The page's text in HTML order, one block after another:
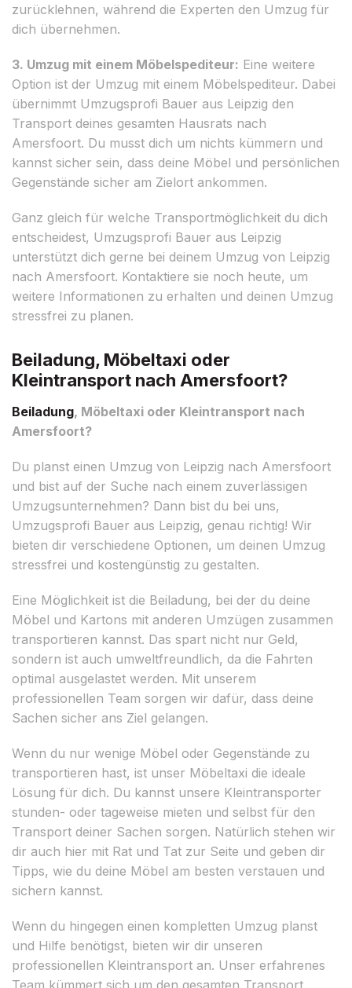
zurücklehnen, während die Experten den Umzug für
dich übernehmen.
3. Umzug mit einem Möbelspediteur: Eine weitere
Option ist der Umzug mit einem Möbelspediteur. Dabei
übernimmt Umzugsprofi Bauer aus Leipzig den
Transport deines gesamten Hausrats nach
Amersfoort. Du musst dich um nichts kümmern und
kannst sicher sein, dass deine Möbel und persönlichen
Gegenstände sicher am Zielort ankommen.
Ganz gleich für welche Transportmöglichkeit du dich
entscheidest, Umzugsprofi Bauer aus Leipzig
unterstützt dich gerne bei deinem Umzug von Leipzig
nach Amersfoort. Kontaktiere sie noch heute, um
weitere Informationen zu erhalten und deinen Umzug
stressfrei zu planen.
Beiladung, Möbeltaxi oder
Kleintransport nach Amersfoort?
Beiladung, Möbeltaxi oder Kleintransport nach
Amersfoort?
Du planst einen Umzug von Leipzig nach Amersfoort
und bist auf der Suche nach einem zuverlässigen
Umzugsunternehmen? Dann bist du bei uns,
Umzugsprofi Bauer aus Leipzig, genau richtig! Wir
bieten dir verschiedene Optionen, um deinen Umzug
stressfrei und kostengünstig zu gestalten.
Eine Möglichkeit ist die Beiladung, bei der du deine
Möbel und Kartons mit anderen Umzügen zusammen
transportieren kannst. Das spart nicht nur Geld,
sondern ist auch umweltfreundlich, da die Fahrten
optimal ausgelastet werden. Mit unserem
professionellen Team sorgen wir dafür, dass deine
Sachen sicher ans Ziel gelangen.
Wenn du nur wenige Möbel oder Gegenstände zu
transportieren hast, ist unser Möbeltaxi die ideale
Lösung für dich. Du kannst unsere Kleintransporter
stunden- oder tageweise mieten und selbst für den
Transport deiner Sachen sorgen. Natürlich stehen wir
dir auch hier mit Rat und Tat zur Seite und geben dir
Tipps, wie du deine Möbel am besten verstauen und
sichern kannst.
Wenn du hingegen einen kompletten Umzug planst
und Hilfe benötigst, bieten wir dir unseren
professionellen Kleintransport an. Unser erfahrenes
Team kümmert sich um den gesamten Transport